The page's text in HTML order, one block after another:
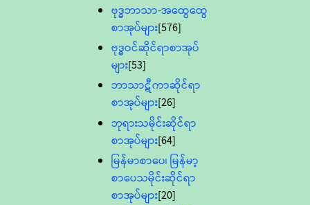
ဗုဒ္ဓဘာသာ-အထွေထွေ
စာအုပ်များ[576]
ဗုဒ္ဓဝင်ဆိုင်ရာစာအုပ်
များ[53]
ဘာသာဋီကာဆိုင်ရာ
စာအုပ်များ[26]
ဘုရားသမိုင်းဆိုင်ရာ
စာအုပ်များ[64]
မြန်မာစာပေ၊ မြန်မာ့
စာပေသမိုင်းဆိုင်ရာ
စာအုပ်များ[20]